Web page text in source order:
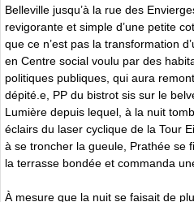
Belleville jusqu’à la rue des
revigorante et simple d’une petite
que ce n’est pas la transformation
en Centre social voulu par des
politiques publiques, qui aura
dépité.e, PP du bistrot sis sur le
Lumière depuis lequel, à la nuit
éclairs du laser cyclique de la Tour
à se troncher la gueule, Prathée se
la terrasse bondée et commanda
À mesure que la nuit se faisait de